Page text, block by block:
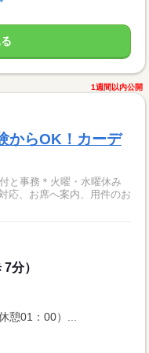
1週間以内公開
からOK！カーデ
と事務＊火曜・水曜休み
分）
憩01：00）...